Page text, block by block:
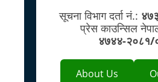
सूचना विभाग दर्ता नं.:
प्रेस काउन्सिल
४७४४-२०८१/
About Us